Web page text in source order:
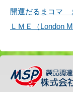
開運だるまコマ
ＬＭＥ（London